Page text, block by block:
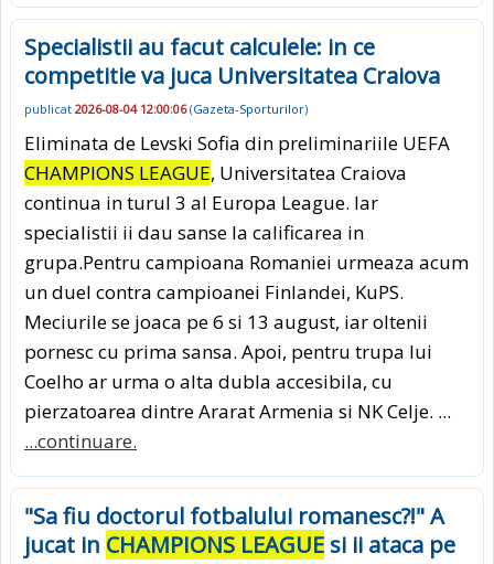
Specialistii au facut calculele: in ce
competitie va juca Universitatea Craiova
publicat 2026-08-04 12:00:06(Gazeta-Sporturilor)
Eliminata de Levski Sofia din preliminariile UEFA
CHAMPIONS LEAGUE, Universitatea Craiova
continua in turul 3 al Europa League. Iar
specialistii ii dau sanse la calificarea in
grupa.Pentru campioana Romaniei urmeaza acum
un duel contra campioanei Finlandei, KuPS.
Meciurile se joaca pe 6 si 13 august, iar oltenii
pornesc cu prima sansa. Apoi, pentru trupa lui
Coelho ar urma o alta dubla accesibila, cu
pierzatoarea dintre Ararat Armenia si NK Celje. ...
...continuare.
"Sa fiu doctorul fotbalului romanesc?!" A
jucat in CHAMPIONS LEAGUE si ii ataca pe